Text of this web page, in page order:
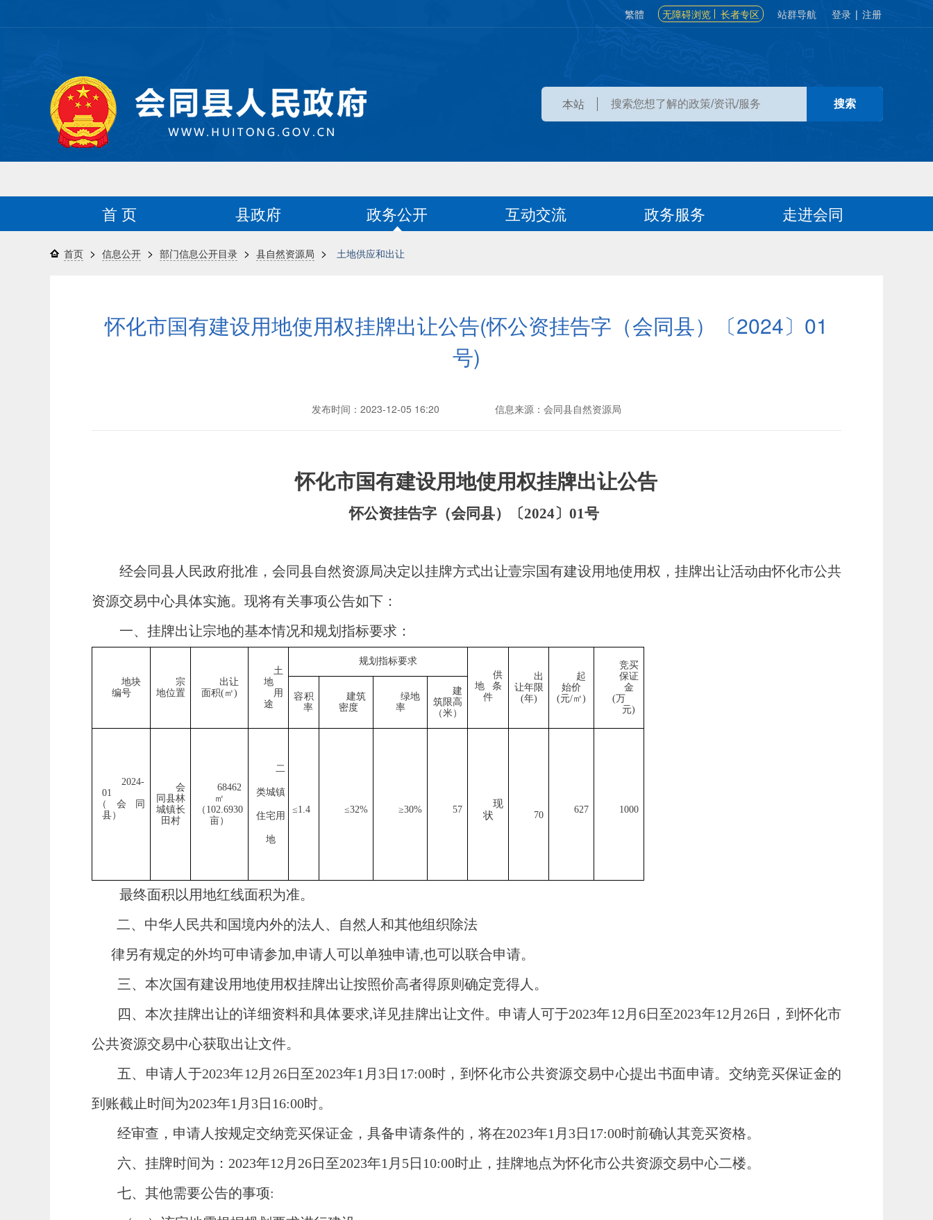
繁體 无障碍浏览 长者专区 站群导航 登录 | 注册
本站
首 页 县政府 政务公开 互动交流 政务服务 走进会同
首页 > 信息公开 > 部门信息公开目录 > 县自然资源局 > 土地供应和出让
怀化市国有建设用地使用权挂牌出让公告(怀公资挂告字（会同县）〔2024〕01
号)
发布时间：2023-12-05 16:20 信息来源：会同县自然资源局
怀化市国有建设用地使用权挂牌出让公告
怀公资挂告字（会同县）〔2024 〕 01号
经会同县人民政府批准，会同县自然资源局决定以挂牌方式出让壹宗国有建设用地使用权，挂牌出让活动由怀化市公共
资源交易中心具体实施。现将有关事项公告如下：
一、挂牌出让宗地的基本情况和规划指标要求：
地块
编号
宗
地位置
出让
面积(㎡)
土
地
用
途
规划指标要求
供
地
条
件
出
让年限
(年)
起
始价
(元/㎡)
竞买
保证
金
(万
元)
容积
率
建筑
密度
绿地
率
建
筑限高
（米）
2024-
01
（会同
县）
会
同县林
城镇长
田村
68462
㎡
（ 102.6930
亩）
二
类城镇
住宅用
地
≤1.4 ≤32% ≥30% 57
现
状
70
627 1000
最终面积以用地红线面积为准。
二、中华人民共和国境内外的法人、自然人和其他组织除法
律另有规定的外均可申请参加,申请人可以单独申请,也可以联合申请。
三、本次国有建设用地使用权挂牌出让按照价高者得原则确定竞得人。
四、本次挂牌出让的详细资料和具体要求,详见挂牌出让文件。申请人可于2023年12 月 6日至2023年12 月 26日，到怀化市
公共资源交易中心获取出让文件。
五、申请人于2023年12 月 26日至2023年1 月 3日 17:00时，到怀化市公共资源交易中心提出书面申请。交纳竞买保证金的
到账截止时间为2023年1 月 3日 16:00时。
经审查，申请人按规定交纳竞买保证金，具备申请条件的，将在2023年1 月 3日 17:00时前确认其竞买资格。
六、挂牌时间为： 2023年12 月 26日至2023年1 月 5日 10:00时止，挂牌地点为怀化市公共资源交易中心二楼。
七、其他需要公告的事项: